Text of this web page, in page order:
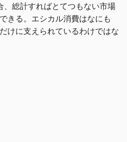
、総計すればとてつもない市場
きる。エシカル消費はなにも
けに支えられているわけではな